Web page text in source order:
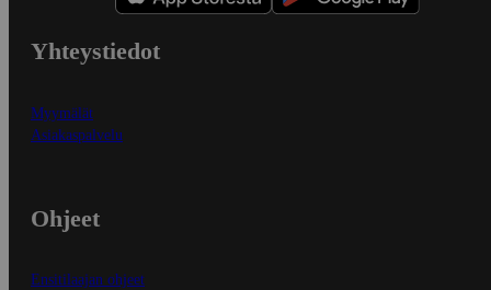
Yhteystiedot
Myymälät
Asiakaspalvelu
Ohjeet
Ensitilaajan ohjeet